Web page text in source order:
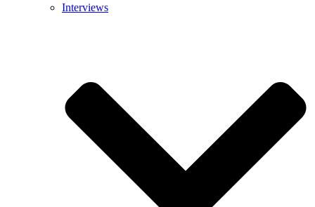
Interviews